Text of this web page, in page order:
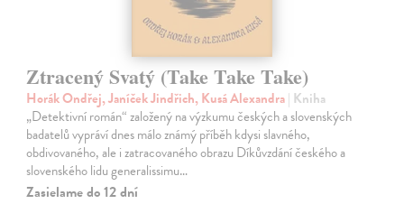
Ztracený Svatý (Take Take Take)
Horák Ondřej, Janíček Jindřich, Kusá Alexandra| Kniha
„Detektivní román“ založený na výzkumu českých a slovenských
badatelů vypráví dnes málo známý příběh kdysi slavného,
obdivovaného, ale i zatracovaného obrazu Díkůvzdání českého a
slovenského lidu generalissimu…
Zasielame do 12 dní